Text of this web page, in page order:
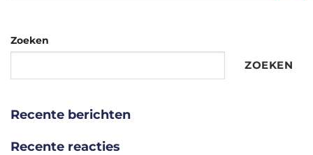
Zoeken
ZOEKEN
Recente berichten
Recente reacties